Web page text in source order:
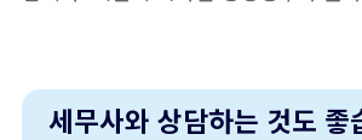
세무사와 상담하는 것도 좋